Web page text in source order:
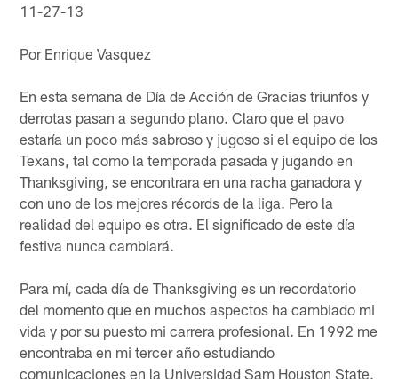
11-27-13
Por Enrique Vasquez
En esta semana de Día de Acción de Gracias triunfos y
derrotas pasan a segundo plano. Claro que el pavo
estaría un poco más sabroso y jugoso si el equipo de los
Texans, tal como la temporada pasada y jugando en
Thanksgiving, se encontrara en una racha ganadora y
con uno de los mejores récords de la liga. Pero la
realidad del equipo es otra. El significado de este día
festiva nunca cambiará.
Para mí, cada día de Thanksgiving es un recordatorio
del momento que en muchos aspectos ha cambiado mi
vida y por su puesto mi carrera profesional. En 1992 me
encontraba en mi tercer año estudiando
comunicaciones en la Universidad Sam Houston State.